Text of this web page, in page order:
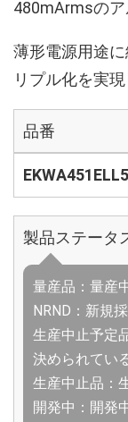
480mArmsのア
薄形電源用途
リプル化を実現
品番
製品ステータ
量産品：量産
NRND：新規
生産中止予定
決められてい
生産中止品：
開発中：開発